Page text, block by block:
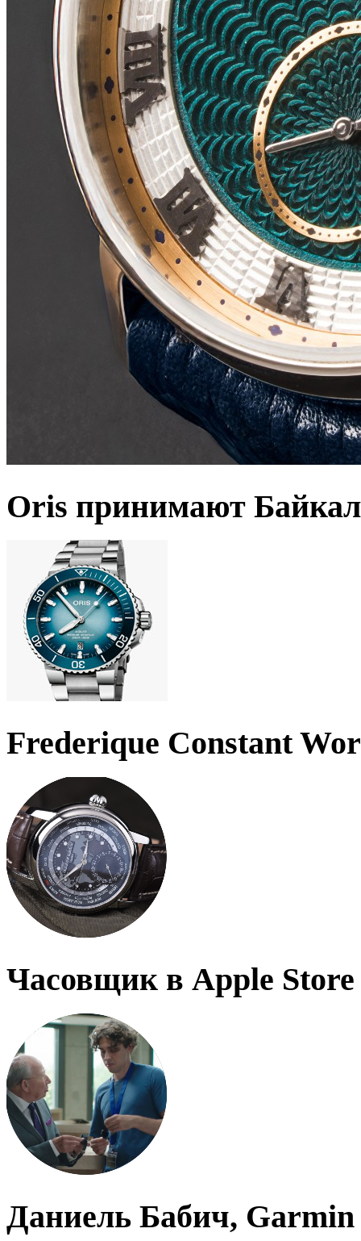
Oris принимают
Frederique Constant
Часовщик в Apple Store
Даниель Бабич, Garmin